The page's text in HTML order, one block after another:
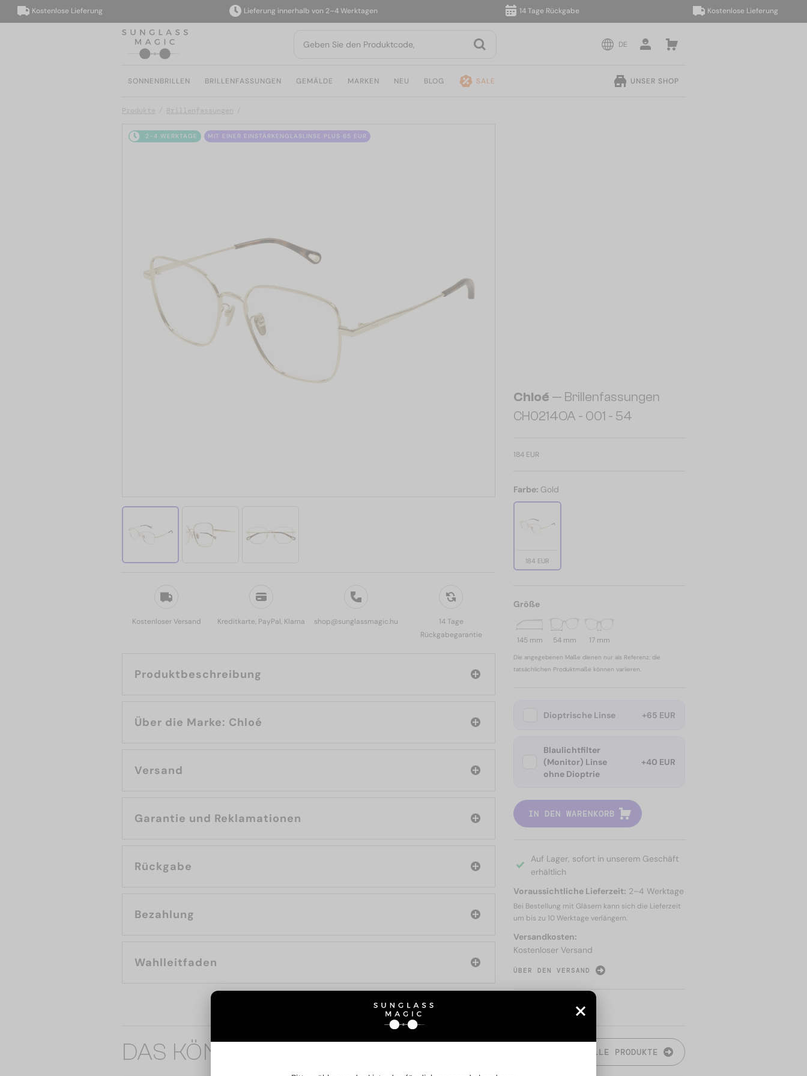
Kostenlose Lieferung Lieferung innerhalb von 2–4 Werktagen 14 Tage Rückgabe Kostenlose Lieferung
DE
SONNENBRILLEN BRILLENFASSUNGEN GEMÄLDE MARKEN NEU BLOG SALE UNSER SHOP
Produkte Brillenfassungen
2-4 WERKTAGE MIT EINER EINSTÄRKENGLASLINSE PLUS 65 EUR
Kostenloser Versand Kreditkarte, PayPal, Klarna shop@sunglassmagic.hu
14 Tage
Rückgabegarantie
Produktbeschreibung
Über die Marke: Chloé
Versand
Garantie und Reklamationen
Rückgabe
Bezahlung
Wahlleitfaden
Chloé — Brillenfassungen
CH0214OA - 001 - 54
184 EUR
Farbe: Gold
184 EUR
Größe
145 mm 54 mm 17 mm
Die angegebenen Maße dienen nur als Referenz; die
tatsächlichen Produktmaße können variieren.
Dioptrische Linse +65 EUR
Blaulichtfilter
(Monitor) Linse
ohne Dioptrie
+40 EUR
IN DEN WARENKORB
Auf Lager, sofort in unserem Geschäft
erhältlich
Voraussichtliche Lieferzeit: 2–4 Werktage
Bei Bestellung mit Gläsern kann sich die Lieferzeit
um bis zu 10 Werktage verlängern.
Versandkosten:
Kostenloser Versand
ÜBER DEN VERSAND
DAS KÖNNTE SIE AUCH INTERESSIEREN ALLE PRODUKTE